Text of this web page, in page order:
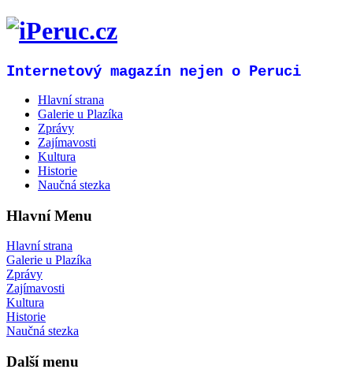
Internetový magazín nejen o Peruci
Hlavní strana
Galerie u Plazíka
Zprávy
Zajímavosti
Kultura
Historie
Naučná stezka
Hlavní Menu
Hlavní strana
Galerie u Plazíka
Zprávy
Zajímavosti
Kultura
Historie
Naučná stezka
Další menu